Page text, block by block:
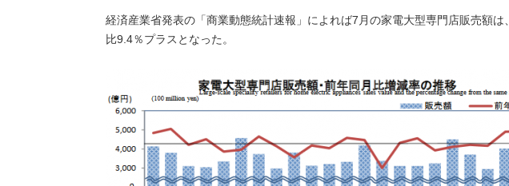
経済産業省発表の「商業動態統計速報」によれば7月の家電大型専門店販売額は
比9.4％プラスとなった。